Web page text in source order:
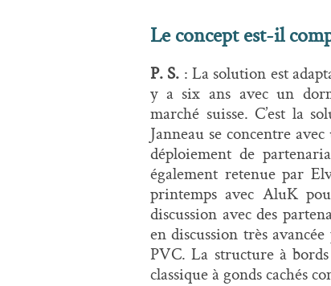
Le concept est-il
P. S. : La solution est
y a six ans avec un
marché suisse. C’est la
Janneau se concentre
déploiement de
également retenue par
printemps avec AluK
discussion avec des
en discussion très
PVC. La structure à
classique à gonds cachés